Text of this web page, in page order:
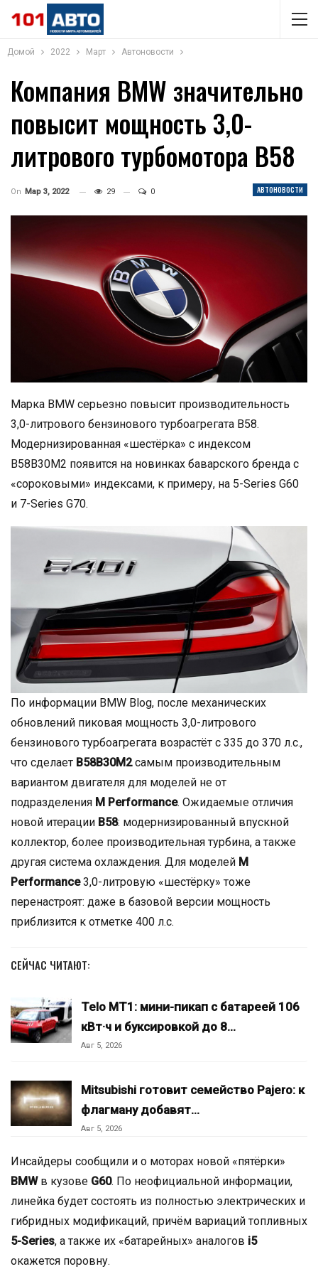
Домой 2022 Март Автоновости
Компания BMW значительно
повысит мощность 3,0-
литрового турбомотора B58
АВТОНОВОСТИ
On Мар 3, 2022 29 0
Марка BMW серьезно повысит производительность
3,0-литрового бензинового турбоагрегата B58.
Модернизированная «шестёрка» с индексом
B58B30M2 появится на новинках баварского бренда с
«сороковыми» индексами, к примеру, на 5-Series G60
и 7-Series G70.
По информации BMW Blog, после механических
обновлений пиковая мощность 3,0-литрового
бензинового турбоагрегата возрастёт с 335 до 370 л.с.,
что сделает B58B30M2самым производительным
вариантом двигателя для моделей не от
подразделения M Performance. Ожидаемые отличия
новой итерации B58: модернизированный впускной
коллектор, более производительная турбина, а также
другая система охлаждения. Для моделей M
Performance3,0-литровую «шестёрку» тоже
перенастроят: даже в базовой версии мощность
приблизится к отметке 400 л.с.
СЕЙЧАС ЧИТАЮТ:
Telo MT1: мини-пикап с батареей 106
кВт·ч и буксировкой до 8…
Авг 5, 2026
Mitsubishi готовит семейство Pajero: к
флагману добавят…
Авг 5, 2026
Инсайдеры сообщили и о моторах новой «пятёрки»
BMWв кузове G60. По неофициальной информации,
линейка будет состоять из полностью электрических и
гибридных модификаций, причём вариаций топливных
5-Series, а также их «батарейных» аналогов i5
окажется поровну.